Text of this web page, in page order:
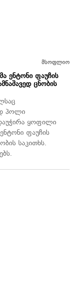
მსოფლიო
ენტონი ფაუჩის
ცნობის
პოლი
ყოფილი
ფაუჩის
საკითხს.